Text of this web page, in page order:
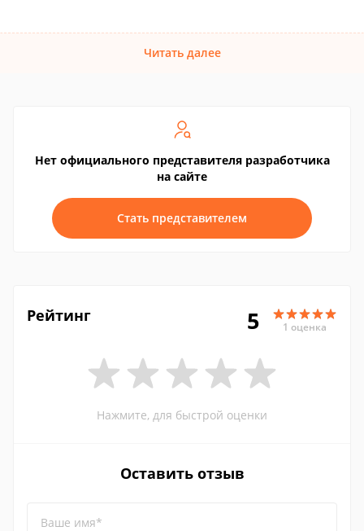
Читать далее
Нет официального представителя разработчика
на сайте
Стать представителем
Рейтинг 5 1 оценка
Нажмите, для быстрой оценки
Оставить отзыв
Ваше имя*